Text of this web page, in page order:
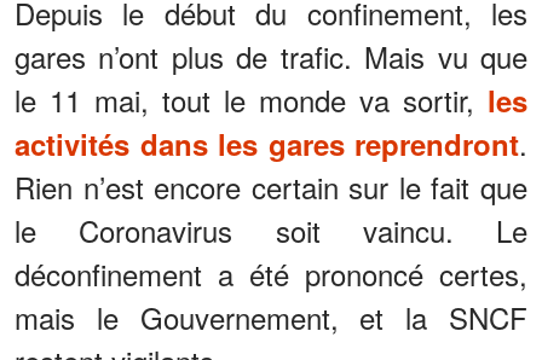
Depuis le début du confinement, les
gares n’ont plus de trafic. Mais vu que
le 11 mai, tout le monde va sortir, les
activités dans les gares reprendront.
Rien n’est encore certain sur le fait que
le Coronavirus soit vaincu. Le
déconfinement a été prononcé certes,
mais le Gouvernement, et la SNCF